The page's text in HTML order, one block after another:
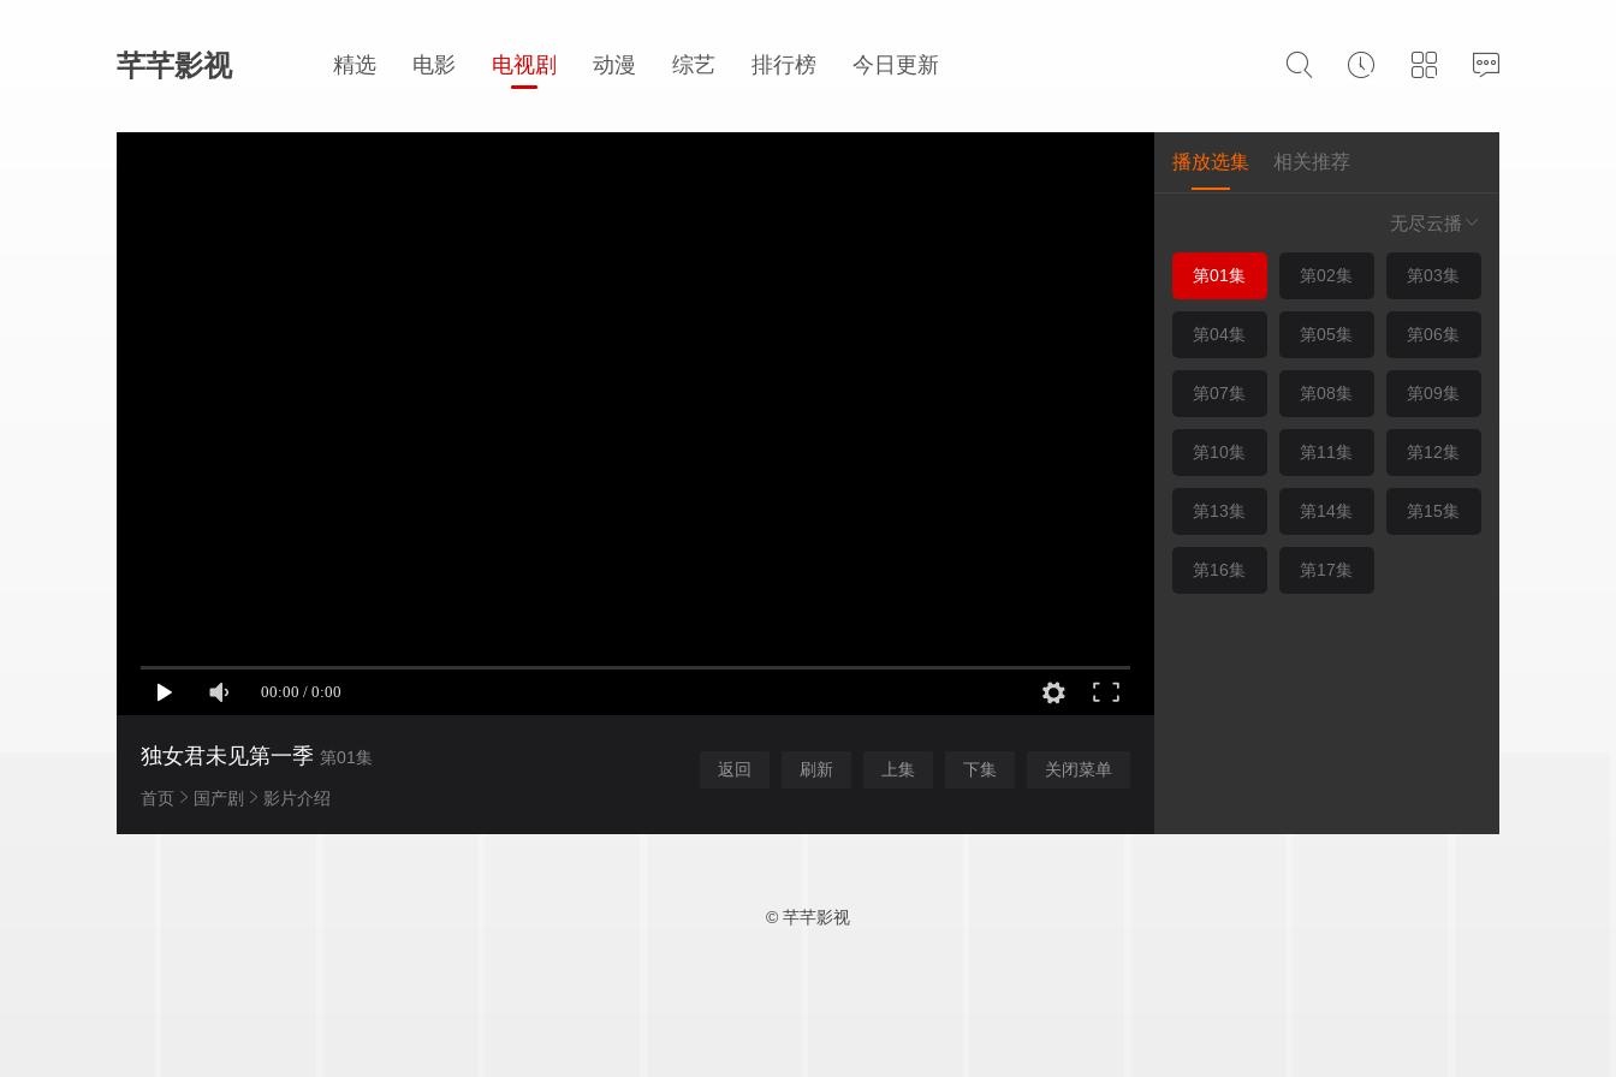
芊芊影视 精选 电影 电视剧 动漫 综艺 排行榜 今日更新
返回 刷新 上集 下集 关闭菜单
独女君未见第一季 第01集
首页 国产剧 影片介绍
播放选集 相关推荐
无尽云播
第01集 第02集 第03集
第04集 第05集 第06集
第07集 第08集 第09集
第10集 第11集 第12集
第13集 第14集 第15集
第16集 第17集
© 芊芊影视